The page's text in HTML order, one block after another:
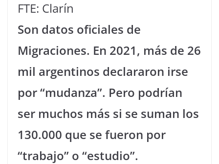
FTE: Clarín
Son datos oficiales de
Migraciones. En 2021, más de 26
mil argentinos declararon irse
por “mudanza”. Pero podrían
ser muchos más si se suman los
130.000 que se fueron por
“trabajo” o “estudio”.